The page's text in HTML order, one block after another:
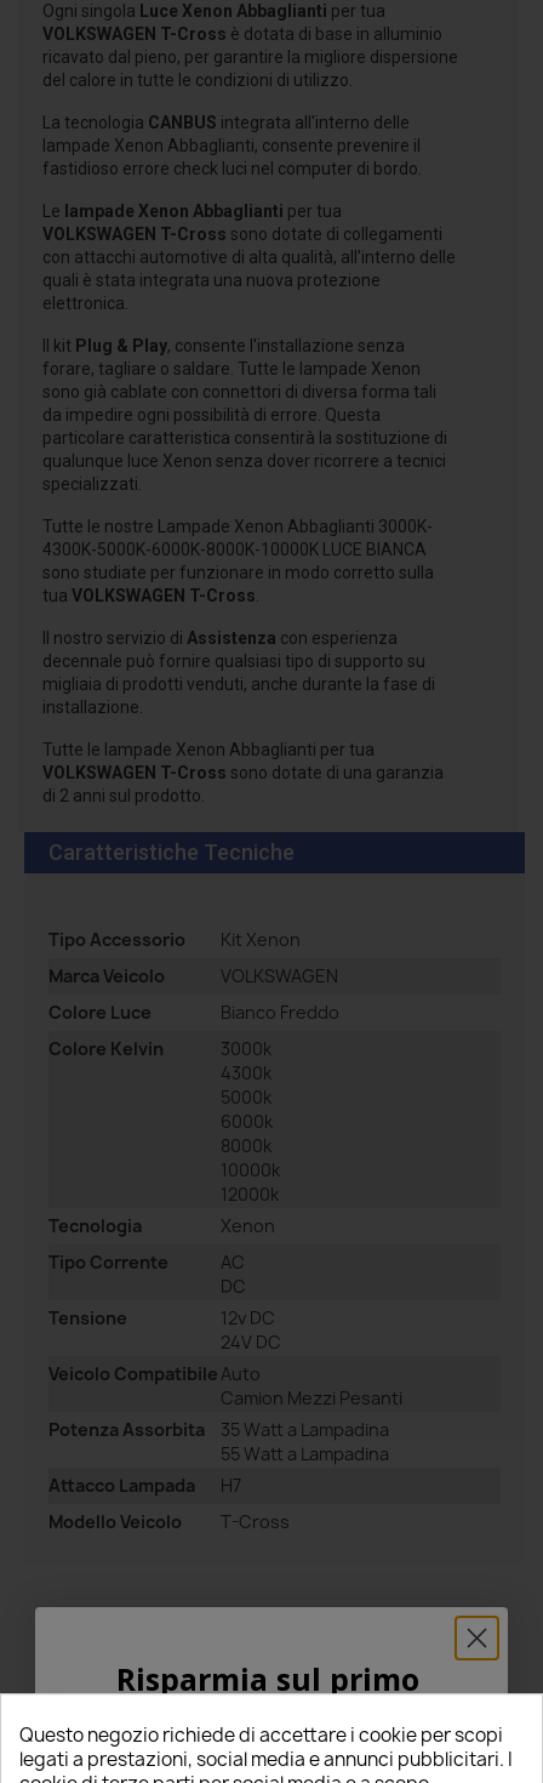
Ogni singola Luce Xenon Abbaglianti per tua
VOLKSWAGEN T-Cross è dotata di base in alluminio
ricavato dal pieno, per garantire la migliore dispersione
del calore in tutte le condizioni di utilizzo.
La tecnologia CANBUS integrata all'interno delle
lampade Xenon Abbaglianti, consente prevenire il
fastidioso errore check luci nel computer di bordo.
Le lampade Xenon Abbaglianti per tua
VOLKSWAGEN T-Cross sono dotate di collegamenti
con attacchi automotive di alta qualità, all'interno delle
quali è stata integrata una nuova protezione
elettronica.
Il kit Plug & Play, consente l'installazione senza
forare, tagliare o saldare. Tutte le lampade Xenon
sono già cablate con connettori di diversa forma tali
da impedire ogni possibilità di errore. Questa
particolare caratteristica consentirà la sostituzione di
qualunque luce Xenon senza dover ricorrere a tecnici
specializzati.
Tutte le nostre Lampade Xenon Abbaglianti 3000K-
4300K-5000K-6000K-8000K-10000K LUCE BIANCA
sono studiate per funzionare in modo corretto sulla
tua VOLKSWAGEN T-Cross.
Il nostro servizio di Assistenza con esperienza
decennale può fornire qualsiasi tipo di supporto su
migliaia di prodotti venduti, anche durante la fase di
installazione.
Tutte le lampade Xenon Abbaglianti per tua
VOLKSWAGEN T-Cross sono dotate di una garanzia
di 2 anni sul prodotto.
Caratteristiche Tecniche
Tipo Accessorio
Kit Xenon
Marca Veicolo
VOLKSWAGEN
Colore Luce
Bianco Freddo
Colore Kelvin
3000k
4300k
5000k
6000k
8000k
10000k
12000k
Tecnologia
Xenon
Tipo Corrente
AC
DC
Tensione
12v DC
24V DC
Veicolo Compatibile Auto
Camion Mezzi Pesanti
Potenza Assorbita
35 Watt a Lampadina
55 Watt a Lampadina
Attacco Lampada
H7
Modello Veicolo
T-Cross
Commenti Tutte le recensioni
Questo negozio richiede di accettare i cookie per scopi
legati a prestazioni, social media e annunci pubblicitari. I
Risparmia sul primo
5% PER TE!